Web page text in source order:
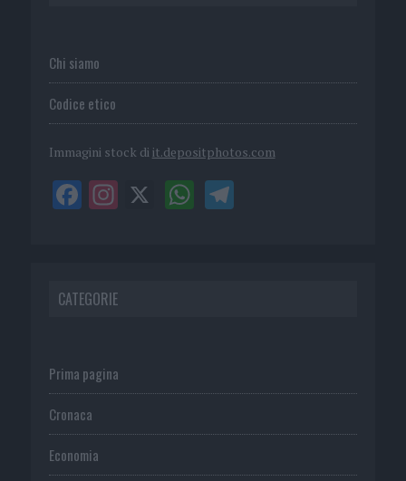
Chi siamo
Codice etico
Immagini stock di it.depositphotos.com
CATEGORIE
Prima pagina
Cronaca
Economia